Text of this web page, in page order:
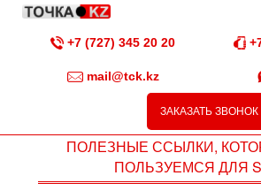
+7 (727) 345 20 20
mail@tck.kz
ЗАКАЗАТЬ ЗВОНОК
ПОЛЕЗНЫЕ ССЫЛКИ,
ПОЛЬЗУЕМСЯ ДЛЯ